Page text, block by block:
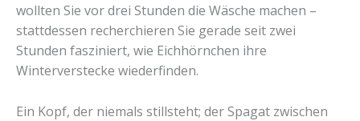
wollten Sie vor drei Stunden die Wäsche machen –
stattdessen recherchieren Sie gerade seit zwei
Stunden fasziniert, wie Eichhörnchen ihre
Winterverstecke wiederfinden.
Ein Kopf, der niemals stillsteht; der Spagat zwischen